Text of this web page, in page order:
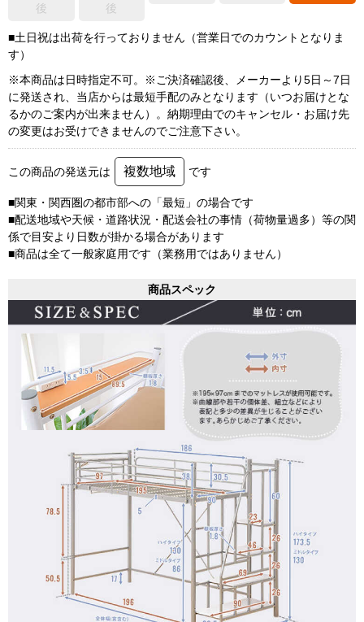
後
後
■土日祝は出荷を行っておりません（営業日でのカウントとなりま
す）
※本商品は日時指定不可。※ご決済確認後、メーカーより5日～7日
に発送され、当店からは最短手配のみとなります（いつお届けとな
るかのご案内が出来ません）。納期理由でのキャンセル・お届け先
の変更はお受けできませんのでご注意下さい。
この商品の発送元は 複数地域 です
■関東・関西圏の都市部への「最短」の場合です
■配送地域や天候・道路状況・配送会社の事情（荷物量過多）等の関
係で目安より日数が掛かる場合があります
■商品は全て一般家庭用です（業務用ではありません）
商品スペック